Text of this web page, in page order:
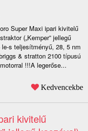
Super Maxi ipari kivitelű
(„Kemper” jellegű
s teljesítményű, 28, 5 nm
& stratton 2100 típusú
!!!A legerőse...
Kedvencekbe
kivitelű